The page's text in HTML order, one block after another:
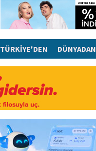
TÜRKİYE'DEN DÜNYADAN